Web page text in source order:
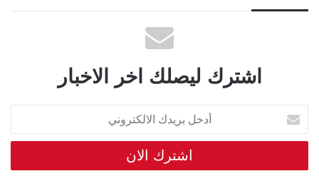
اشترك ليصلك اخر الاخبار
أدخل
بريدك
الالكتروني